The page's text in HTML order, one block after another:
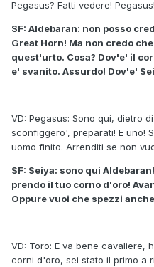
Pegasus? Fatti vedere! Pegasus!
SF: Aldebaran: non posso
Great Horn! Ma non credo
quest'urto. Cosa? Dov'e' il
e' svanito. Assurdo! Dov'e'
VD: Pegasus: Sono qui, dietro
sconfiggero', preparati! E uno!
uomo finito. Arrenditi se non
SF: Seiya: sono qui
prendo il tuo corno d'oro!
Oppure vuoi che spezzi
VD: Toro: E va bene cavaliere,
corni d'oro, sei stato il primo a